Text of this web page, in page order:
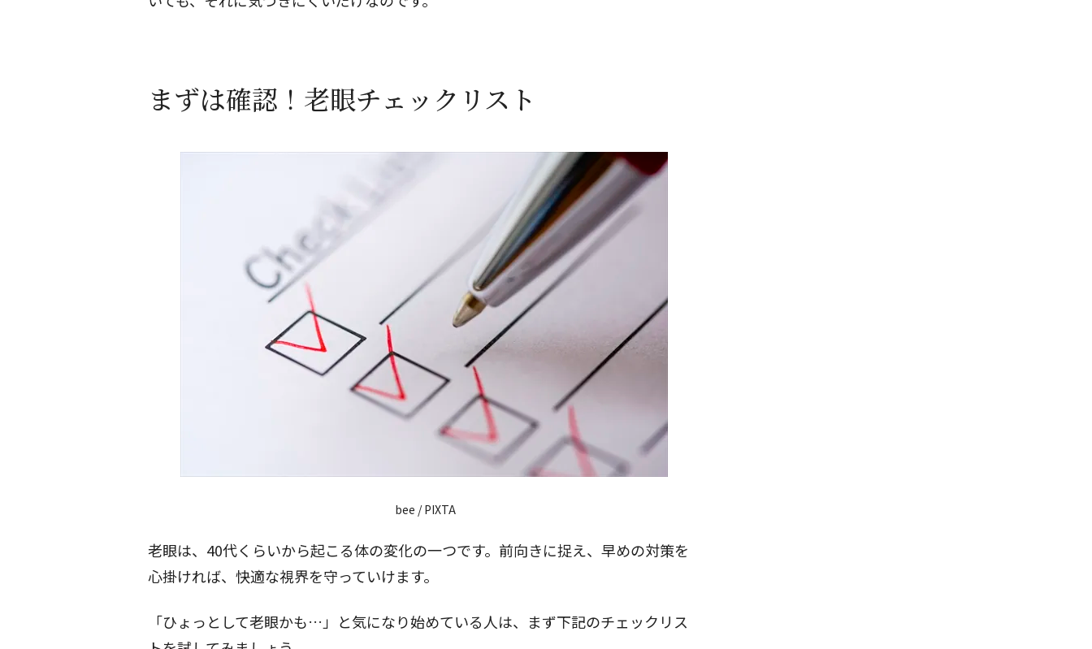
まずは確認！老眼チェックリスト
bee / PIXTA
老眼は、40代くらいから起こる体の変化の一つです。前向きに捉え、早めの対策を
心掛ければ、快適な視界を守っていけます。
「ひょっとして老眼かも…」と気になり始めている人は、まず下記のチェックリス